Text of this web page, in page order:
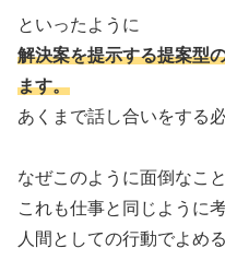
といったように
解決案を提示する提案型
ます。
あくまで話し合いをする
なぜこのように面倒なこ
これも仕事と同じように
人間としての行動でよめ